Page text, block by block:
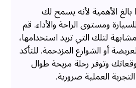
بالغ الأهمية لأنه يسمح لك
ومستوى الراحة والأداء. قم
لتلك التي تريد استخدامها،
أو الشوارع المزدحمة. للتأكد
وتوفر رحلة مريحة طوال
العملية ضرورية.